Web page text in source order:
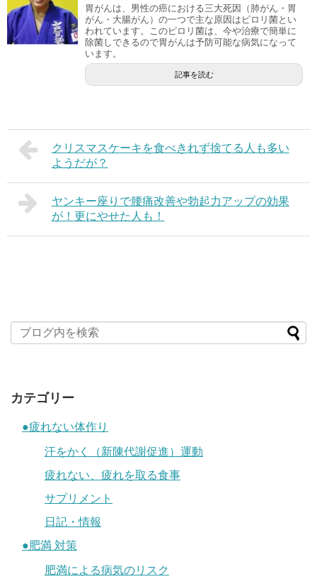
胃がんは、男性の癌における三大死因（肺がん・胃
がん・大腸がん）の一つで主な原因はピロリ菌とい
われています。このピロリ菌は、今や治療で簡単に
除菌しできるので胃がんは予防可能な病気になって
います。
記事を読む
クリスマスケーキを食べきれず捨てる人も多い
ようだが？
ヤンキー座りで腰痛改善や勃起力アップの効果
が！更にやせた人も！
カテゴリー
●疲れない体作り
汗をかく（新陳代謝促進）運動
疲れない、疲れを取る食事
サプリメント
日記・情報
●肥満 対策
肥満による病気のリスク